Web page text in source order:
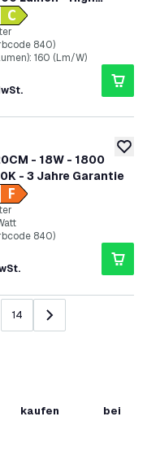
840)
160 (Lm/W)
zur
- 18W - 1800
- 3 Jahre Garantie
öffnen
840)
14 Weiter
kaufen bei